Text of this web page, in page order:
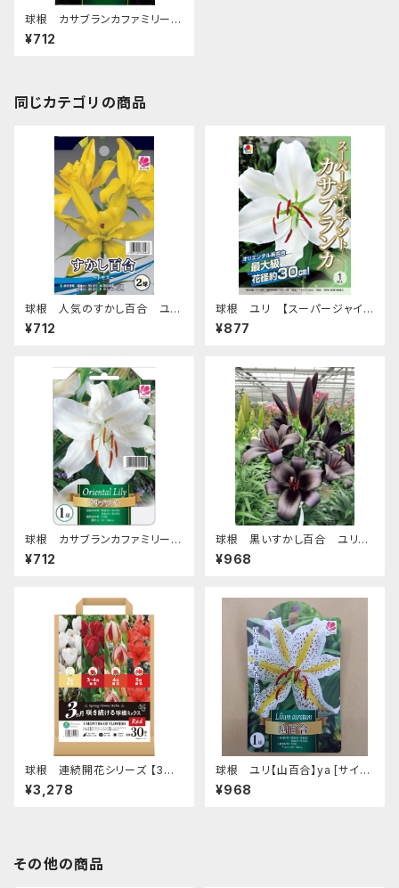
球根 カサブランカファミリー
ユリ【バルベルディ】ya [サイズ:
1球入り]
¥712
同じカテゴリの商品
球根 人気のすかし百合 ユリ
【トモス】ya [サイズ: 2球入り]
¥712
球根 ユリ 【スーパージャイア
ント カサブランカ】tk [サイズ: 1
球入り]
¥877
球根 カサブランカファミリー
ユリ【カサブランカ】ya [サイズ:
1球入り]
¥712
球根 黒いすかし百合 ユリ
【ブラックシップ】tk [サイズ: 2球
入り]
¥968
球根 連続開花シリーズ 【3ヵ
月 咲き続ける 球根ミックス レッ
ド】are [サイズ: 4種 30球入り]
¥3,278
球根 ユリ【山百合】ya [サイズ:
1球入り]
¥968
その他の商品